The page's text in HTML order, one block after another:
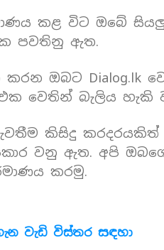
කළ විට ඔබේ
පවතිනු ඇත.
කරන ඔබට Dialog.lk
එක වෙතින් බැලිය
කිසිදු කරදරයකිත්
වනු ඇත. අපි ඔබගේ
කරමු.
වැඩි විස්තර සඳහා